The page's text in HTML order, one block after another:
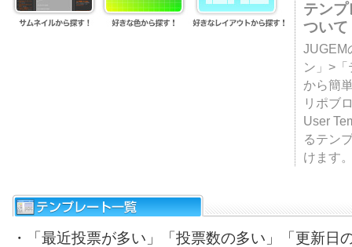
テン
ついて
JUGEM
ン」>
から簡
リポブ
User
るテン
けます
・「最近投票が多い」「投票数の多い」「更新日